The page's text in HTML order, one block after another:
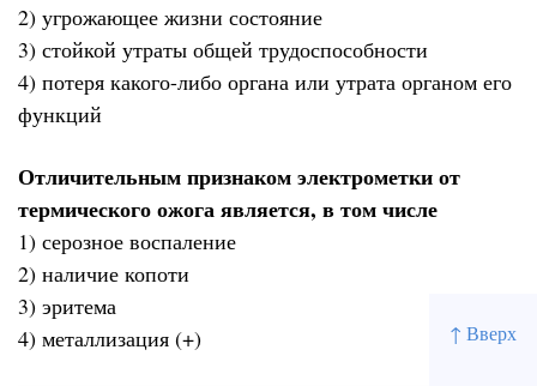
↑ Вверх
2) угрожающее жизни состояние
3) стойкой утраты общей трудоспособности
4) потеря какого-либо органа или утрата органом его
функций
Отличительным признаком электрометки от
термического ожога является, в том числе
1) серозное воспаление
2) наличие копоти
3) эритема
4) металлизация (+)